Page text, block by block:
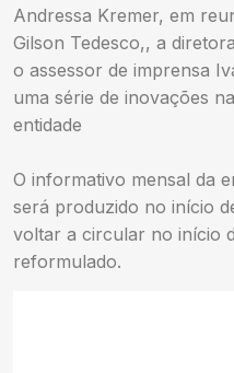
Andressa Kremer, em
Gilson Tedesco,, a
o assessor de imprensa
uma série de inovações
entidade
O informativo mensal da
será produzido no início
voltar a circular no início
reformulado.